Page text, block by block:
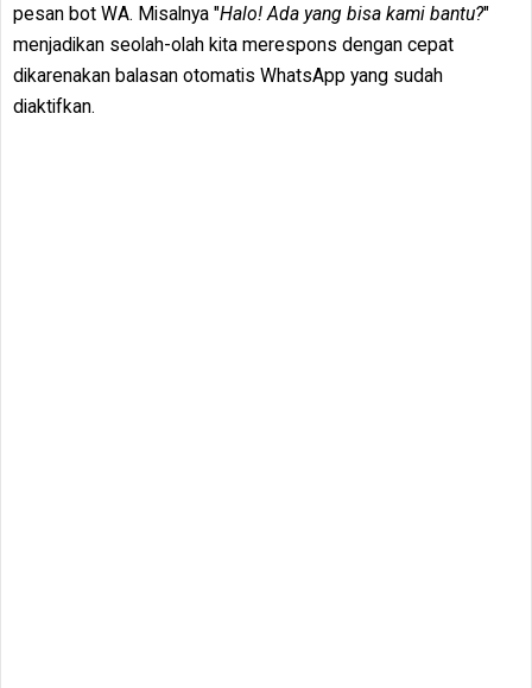
pesan bot WA. Misalnya "Halo! Ada yang bisa kami bantu?"
menjadikan seolah-olah kita merespons dengan cepat
dikarenakan balasan otomatis WhatsApp yang sudah
diaktifkan.